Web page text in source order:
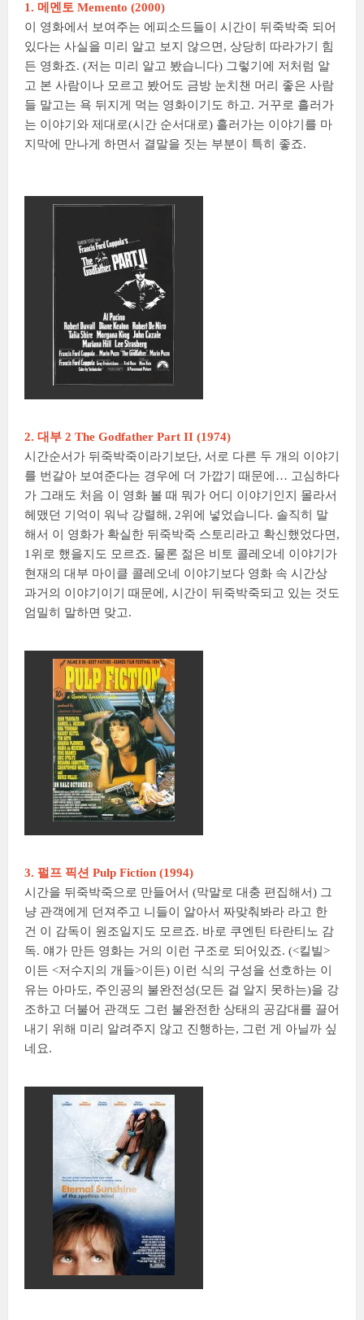
1. 메멘토 Memento (2000)
이 영화에서 보여주는 에피소드들이 시간이 뒤죽박죽 되어
있다는 사실을 미리 알고 보지 않으면, 상당히 따라가기 힘
든 영화죠. (저는 미리 알고 봤습니다) 그렇기에 저처럼 알
고 본 사람이나 모르고 봤어도 금방 눈치챈 머리 좋은 사람
들 말고는 욕 뒤지게 먹는 영화이기도 하고. 거꾸로 흘러가
는 이야기와 제대로(시간 순서대로) 흘러가는 이야기를 마
지막에 만나게 하면서 결말을 짓는 부분이 특히 좋죠.
2. 대부 2 The Godfather Part II (1974)
시간순서가 뒤죽박죽이라기보단, 서로 다른 두 개의 이야기
를 번갈아 보여준다는 경우에 더 가깝기 때문에… 고심하다
가 그래도 처음 이 영화 볼 때 뭐가 어디 이야기인지 몰라서
헤맸던 기억이 워낙 강렬해, 2위에 넣었습니다. 솔직히 말
해서 이 영화가 확실한 뒤죽박죽 스토리라고 확신했었다면,
1위로 했을지도 모르죠. 물론 젊은 비토 콜레오네 이야기가
현재의 대부 마이클 콜레오네 이야기보다 영화 속 시간상
과거의 이야기이기 때문에, 시간이 뒤죽박죽되고 있는 것도
엄밀히 말하면 맞고.
3. 펄프 픽션 Pulp Fiction (1994)
시간을 뒤죽박죽으로 만들어서 (막말로 대충 편집해서) 그
냥 관객에게 던져주고 니들이 알아서 짜맞춰봐라 라고 한
건 이 감독이 원조일지도 모르죠. 바로 쿠엔틴 타란티노 감
독. 얘가 만든 영화는 거의 이런 구조로 되어있죠. (<킬빌>
이든 <저수지의 개들>이든) 이런 식의 구성을 선호하는 이
유는 아마도, 주인공의 불완전성(모든 걸 알지 못하는)을 강
조하고 더불어 관객도 그런 불완전한 상태의 공감대를 끌어
내기 위해 미리 알려주지 않고 진행하는, 그런 게 아닐까 싶
네요.